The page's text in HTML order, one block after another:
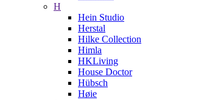
H
Hein Studio
Herstal
Hilke Collection
Himla
HKLiving
House Doctor
Hübsch
Høie